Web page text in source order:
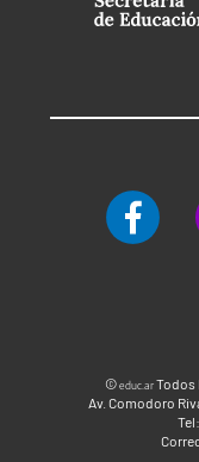
©educ.arTodos
Av. Comodoro